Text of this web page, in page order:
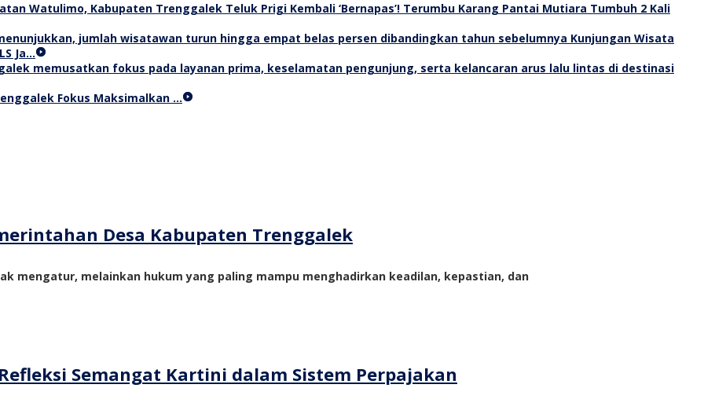
Teluk Prigi Kembali ‘Bernapas’! Terumbu Karang Pantai Mutiara Tumbuh 2 Kali
Kunjungan Wisata
Ja…
Fokus Maksimalkan …
Desa Kabupaten Trenggalek
mengatur, melainkan hukum yang paling mampu menghadirkan keadilan, kepastian, dan
Semangat Kartini dalam Sistem Perpajakan